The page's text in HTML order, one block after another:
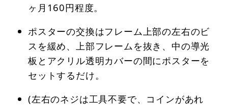
ヶ月160円程度。
ポスターの交換はフレーム上部の左右のビ
スを緩め、上部フレームを抜き、中の導光
板とアクリル透明カバーの間にポスターを
セットするだけ。
(左右のネジは工具不要で、コインがあれ